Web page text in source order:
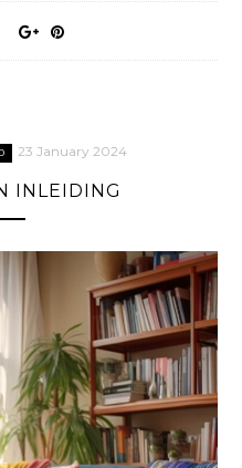
23 January 2024
INLEIDING